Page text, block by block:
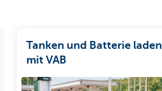
Tanken und Batterie laden
mit VAB